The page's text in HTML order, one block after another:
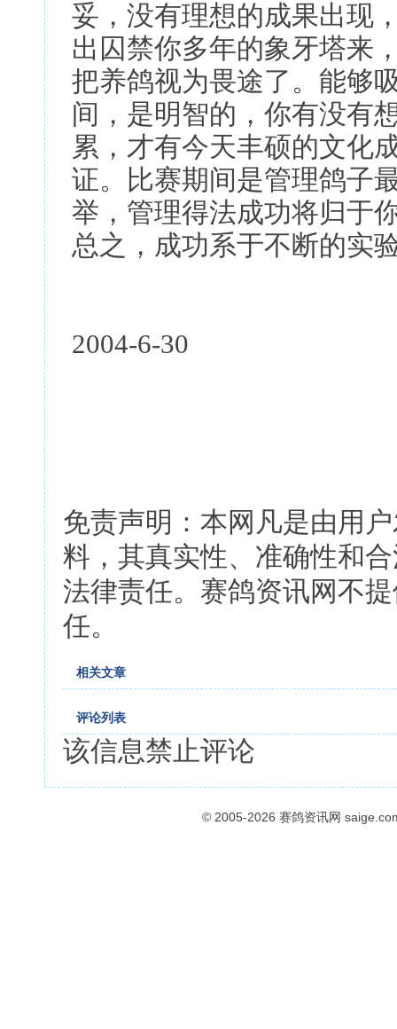
妥，没有理想的成果出现
出囚禁你多年的象牙塔来
把养鸽视为畏途了。能够
间，是明智的，你有没有
累，才有今天丰硕的文化
证。比赛期间是管理鸽子
举，管理得法成功将归于
总之，成功系于不断的实
2004-6-30
免责声明：本网凡是由用
料，其真实性、准确性和
法律责任。赛鸽资讯网不
任。
相关文章
评论列表
该信息禁止评论
© 2005-2026 赛鸽资讯网